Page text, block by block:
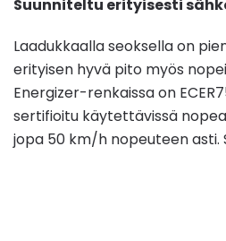
Suunniteltu erityisesti
Laadukkaalla seoksella on
erityisen hyvä pito myös
Energizer-renkaissa on
sertifioitu käytettävissä
jopa 50 km/h nopeuteen asti.